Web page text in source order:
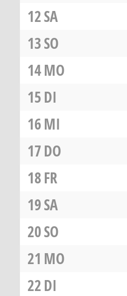
12SA
13SO
14MO
15DI
16MI
17DO
18FR
19SA
20SO
21 MO
22DI